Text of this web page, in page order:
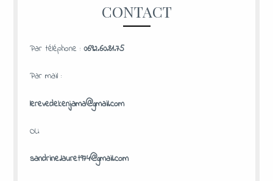
CONTACT
Par téléphone :0692.60.81.75
Par mail :
lerevedekenjama@gmail.com
OU
sandrine.lauret974@gmail.com